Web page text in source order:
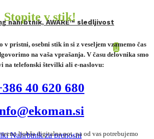
nahrbtnik, AWARE™ sledljivost
Stopite v stik!
pristni, osebni stik in si z veseljem vzamemo čas
na vaša vprašanja. V času delovnika smo
na telefonski številki ali e-naslovu:
40 620 680
ljubša digitalna pot, pa od vas potrebujemo